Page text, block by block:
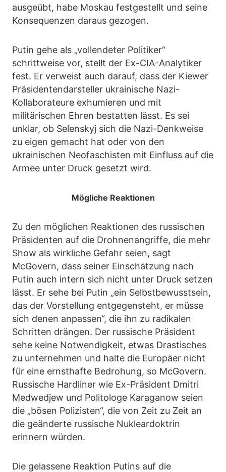
ausgeübt, habe Moskau festgestellt und seine
Konsequenzen daraus gezogen.
Putin gehe als „vollendeter Politiker“
schrittweise vor, stellt der Ex-CIA-Analytiker
fest. Er verweist auch darauf, dass der Kiewer
Präsidentendarsteller ukrainische Nazi-
Kollaborateure exhumieren und mit
militärischen Ehren bestatten lässt. Es sei
unklar, ob Selenskyj sich die Nazi-Denkweise
zu eigen gemacht hat oder von den
ukrainischen Neofaschisten mit Einfluss auf die
Armee unter Druck gesetzt wird.
Mögliche Reaktionen
Zu den möglichen Reaktionen des russischen
Präsidenten auf die Drohnenangriffe, die mehr
Show als wirkliche Gefahr seien, sagt
McGovern, dass seiner Einschätzung nach
Putin auch intern sich nicht unter Druck setzen
lässt. Er sehe bei Putin „ein Selbstbewusstsein,
das der Vorstellung entgegensteht, er müsse
sich denen anpassen“, die ihn zu radikalen
Schritten drängen. Der russische Präsident
sehe keine Notwendigkeit, etwas Drastisches
zu unternehmen und halte die Europäer nicht
für eine ernsthafte Bedrohung, so McGovern.
Russische Hardliner wie Ex-Präsident Dmitri
Medwedjew und Politologe Karaganow seien
die „bösen Polizisten“, die von Zeit zu Zeit an
die geänderte russische Nukleardoktrin
erinnern würden.
Die gelassene Reaktion Putins auf die